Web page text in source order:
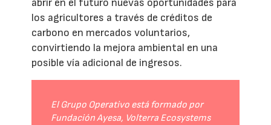
abrir en el futuro nuevas oportunidades para
los agricultores a través de créditos de
carbono en mercados voluntarios,
convirtiendo la mejora ambiental en una
posible vía adicional de ingresos.
El Grupo Operativo está formado por
Fundación Ayesa, Volterra Ecosystems